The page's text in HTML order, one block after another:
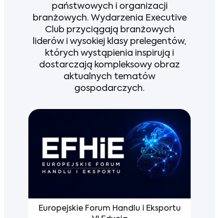
państwowych i organizacji
branżowych. Wydarzenia Executive
Club przyciągają branżowych
liderów i wysokiej klasy prelegentów,
których wystąpienia inspirują i
dostarczają kompleksowy obraz
aktualnych tematów
gospodarczych.
Europejskie Forum Handlu i Eksportu